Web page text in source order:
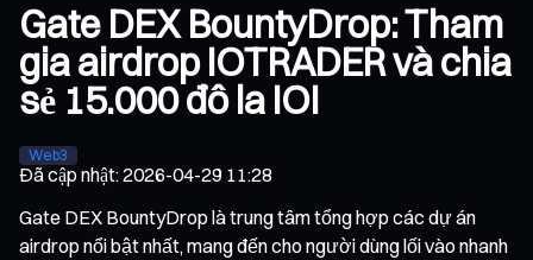
Gate DEX BountyDrop: Tham
gia airdrop IOTRADER và chia
sẻ 15.000 đô la IOI
Web3
Đã cập nhật:2026-04-29 11:28
Gate DEX BountyDrop là trung tâm tổng hợp các dự án
airdrop nổi bật nhất, mang đến cho người dùng lối vào nhanh